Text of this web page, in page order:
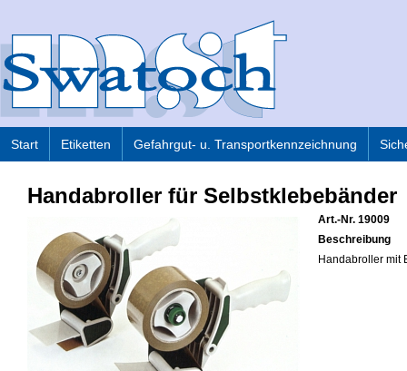
Start Etiketten Gefahrgut- u. Transportkennzeichnung
Handabroller für Selbstklebebänder
Art.-Nr. 19009
Beschreibung
Handabroller mit